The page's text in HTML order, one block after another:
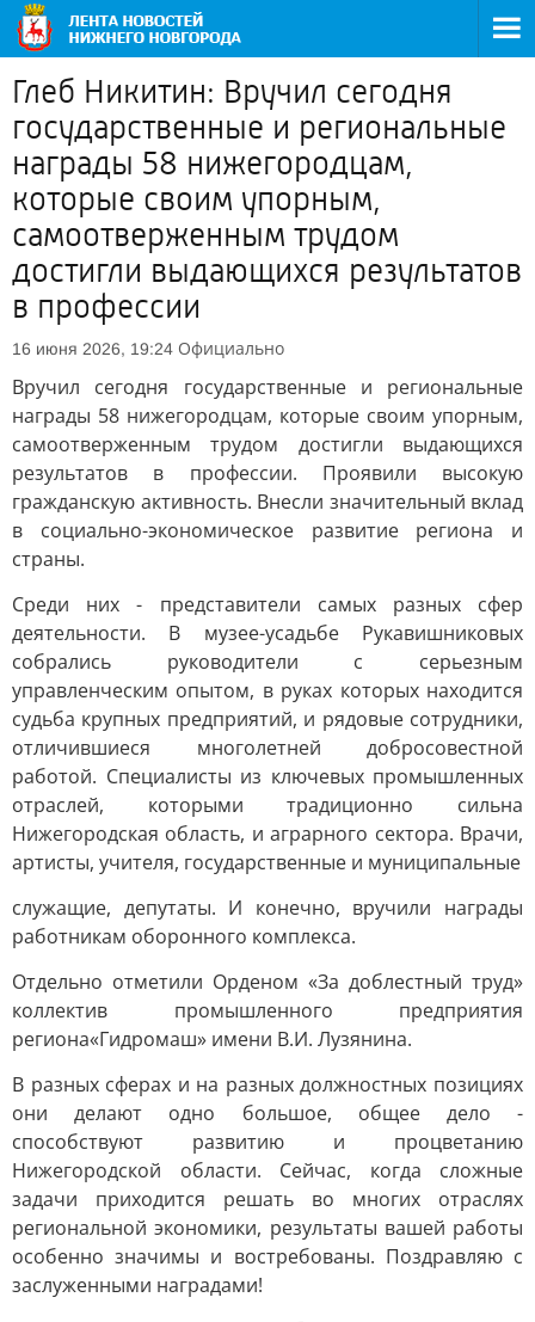
Глеб Никитин: Вручил сегодня
государственные и региональные
награды 58 нижегородцам,
которые своим упорным,
самоотверженным трудом
достигли выдающихся результатов
в профессии
16 июня 2026, 19:24 Официально
Вручил сегодня государственные и региональные
награды 58 нижегородцам, которые своим упорным,
самоотверженным трудом достигли выдающихся
результатов в профессии. Проявили высокую
гражданскую активность. Внесли значительный вклад
в социально-экономическое развитие региона и
страны.
Среди них - представители самых разных сфер
деятельности. В музее-усадьбе Рукавишниковых
собрались руководители с серьезным
управленческим опытом, в руках которых находится
судьба крупных предприятий, и рядовые сотрудники,
отличившиеся многолетней добросовестной
работой. Специалисты из ключевых промышленных
отраслей, которыми традиционно сильна
Нижегородская область, и аграрного сектора. Врачи,
артисты, учителя, государственные и муниципальные
служащие, депутаты. И конечно, вручили награды
работникам оборонного комплекса.
Отдельно отметили Орденом «За доблестный труд»
коллектив промышленного предприятия
региона«Гидромаш» имени В.И. Лузянина.
В разных сферах и на разных должностных позициях
они делают одно большое, общее дело -
способствуют развитию и процветанию
Нижегородской области. Сейчас, когда сложные
задачи приходится решать во многих отраслях
региональной экономики, результаты вашей работы
особенно значимы и востребованы. Поздравляю с
заслуженными наградами!